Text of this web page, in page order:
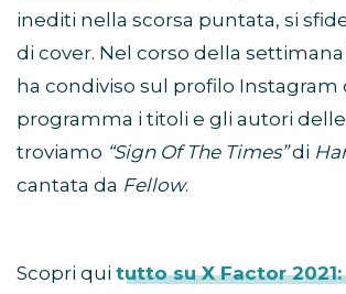
inediti nella scorsa puntata, si
di cover. Nel corso della settimana
ha condiviso sul profilo Instagram
programma i titoli e gli autori
troviamo “Sign Of The Times”di
cantata da Fellow.
Scopri qui tutto su X Factor